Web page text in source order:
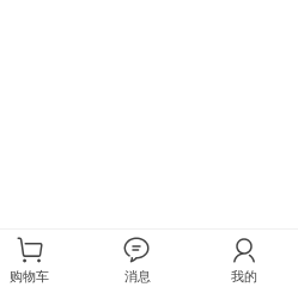
购物车 消息 我的